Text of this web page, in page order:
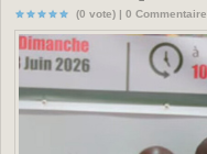
(0 vote) | 0 Commentaire